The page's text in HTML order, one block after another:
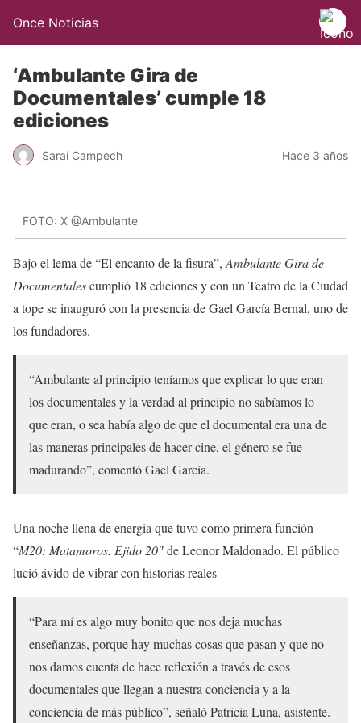
Once Noticias
‘Ambulante Gira de
Documentales’ cumple 18
ediciones
Saraí Campech Hace 3 años
FOTO: X @Ambulante
Bajo el lema de “El encanto de la fisura”, Ambulante Gira de
Documentalescumplió 18 ediciones y con un Teatro de la Ciudad
a tope se inauguró con la presencia de Gael García Bernal, uno de
los fundadores.
“Ambulante al principio teníamos que explicar lo que eran
los documentales y la verdad al principio no sabíamos lo
que eran, o sea había algo de que el documental era una de
las maneras principales de hacer cine, el género se fue
madurando”, comentó Gael García.
Una noche llena de energía que tuvo como primera función
“M20: Matamoros. Ejido 20″de Leonor Maldonado. El público
lució ávido de vibrar con historias reales
“Para mí es algo muy bonito que nos deja muchas
enseñanzas, porque hay muchas cosas que pasan y que no
nos damos cuenta de hace reflexión a través de esos
documentales que llegan a nuestra conciencia y a la
conciencia de más público”, señaló Patricia Luna, asistente.